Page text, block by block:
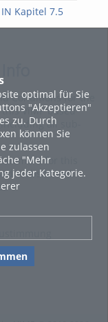
optimal für Sie
"Akzeptieren"
zu. Durch
können Sie
zulassen
"Mehr
jeder Kategorie.
Kapitel 7.5
Conditions for the
ViMP based
all sub-
for this
Website incl.